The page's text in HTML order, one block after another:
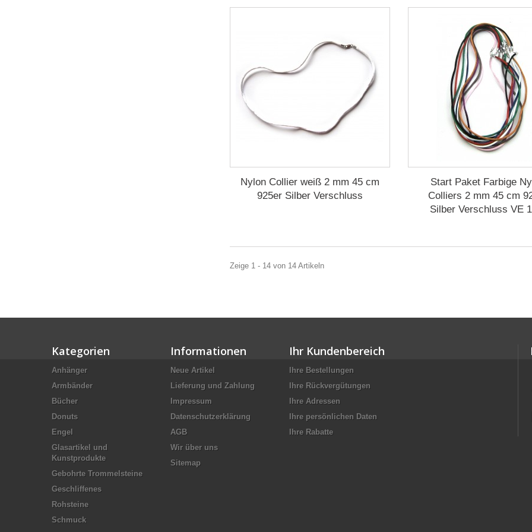
Nylon Collier weiß 2 mm 45 cm
925er Silber Verschluss
Start Paket Farbige
Colliers 2 mm 45 cm
Silber Verschluss VE
Zeige 1 - 14 von 14 Artikeln
Kategorien
Anhänger
Armbänder
Bücher
Donuts
Engel
Glasartikel und
Kunstprodukte
Gebohrte Trommelsteine
Geschliffenes
Rohsteine
Schmuck
Informationen
Neue Artikel
Lieferung und Zahlung
Impressum
Datenschutzerklärung
AGB
Wir über uns
Sitemap
Ihr Kundenbereich
Ihre Bestellungen
Ihre Rückvergütungen
Ihre Adressen
Ihre persönlichen Daten
Ihre Rabatte